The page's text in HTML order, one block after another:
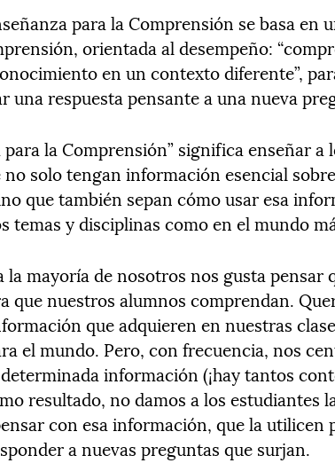
para la Comprensión se basa en
orientada al desempeño:
en un contexto diferente”,
una respuesta pensante a una nueva
para la Com­prensión” significa enseñar a
solo tengan información esencial
que también sepan cómo usar esa
temas y disciplinas como en el mundo
la mayoría de nosotros nos gusta pensar
que nuestros alumnos comprendan.
que adquieren en nuestras
el mundo. Pero, con frecuencia, nos
información (¡hay tantos
resultado, no damos a los estudiantes
con esa información, que la utilicen
a nuevas preguntas que surjan.